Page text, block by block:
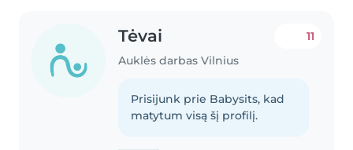
Tėvai
Auklės darbas Vilnius
11
Prisijunk prie Babysits, kad
matytum visą šį profilį.